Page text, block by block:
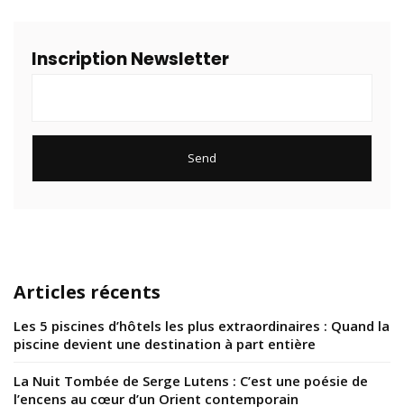
Inscription Newsletter
Articles récents
Les 5 piscines d’hôtels les plus extraordinaires : Quand la
piscine devient une destination à part entière
La Nuit Tombée de Serge Lutens : C’est une poésie de
l’encens au cœur d’un Orient contemporain